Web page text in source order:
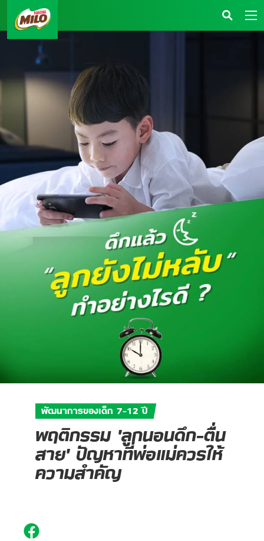
พัฒนาการของเด็ก 7-12 ปี
พฤติกรรม 'ลูกนอนดึก-ตื่น
สาย' ปัญหาที่พ่อแม่ควรให้
ความสำคัญ